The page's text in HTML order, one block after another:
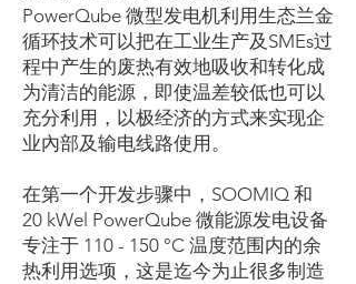
PowerQube 微型发电机利用生态兰金
循环技术可以把在工业生产及SMEs过
程中产生的废热有效地吸收和转化成
为清洁的能源，即使温差较低也可以
充分利用，以极经济的方式来实现企
业內部及输电线路使用。
在第一个开发步骤中，SOOMIQ 和
20 kWel PowerQube 微能源发电设备
专注于 110 - 150 °C 温度范围内的余
热利用选项，这是迄今为止很多制造